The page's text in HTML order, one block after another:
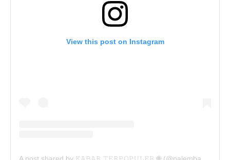
View this post on Instagram